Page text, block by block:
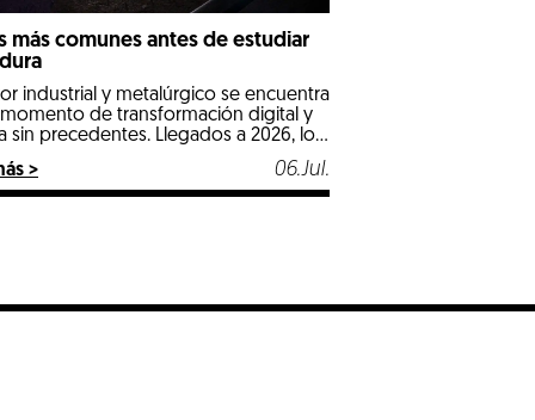
más comunes antes de estudiar
industrial y metalúrgico se encuentra
de transformación digital y
sin precedentes. Llegados a 2026, los
se posicionan como las
más estables, seguras y mejor
> 06.Jul.